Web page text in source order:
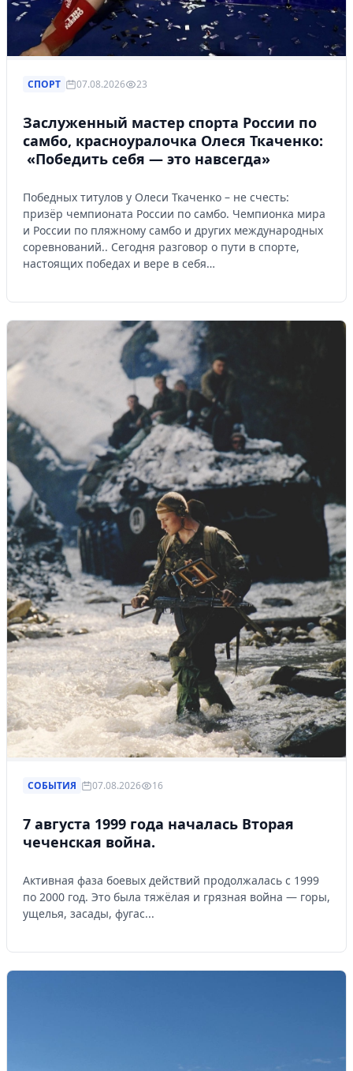
СПОРТ 07.08.2026 23
Заслуженный мастер спорта России по
самбо, красноуралочка Олеся Ткаченко:
«Победить себя — это навсегда»
Победных титулов у Олеси Ткаченко – не счесть:
призёр чемпионата России по самбо. Чемпионка мира
и России по пляжному самбо и других международных
соревнований.. Сегодня разговор о пути в спорте,
настоящих победах и вере в себя…
СОБЫТИЯ 07.08.2026 16
7 августа 1999 года началась Вторая
чеченская война.
Активная фаза боевых действий продолжалась с 1999
по 2000 год. Это была тяжёлая и грязная война — горы,
ущелья, засады, фугас...